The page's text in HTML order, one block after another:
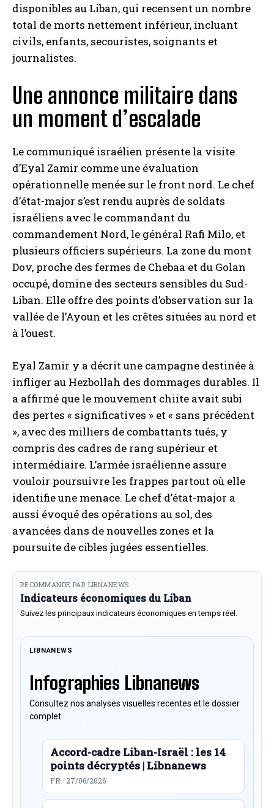
disponibles au Liban, qui recensent un nombre
total de morts nettement inférieur, incluant
civils, enfants, secouristes, soignants et
journalistes.
Une annonce militaire dans
un moment d’escalade
Le communiqué israélien présente la visite
d’Eyal Zamir comme une évaluation
opérationnelle menée sur le front nord. Le chef
d’état-major s’est rendu auprès de soldats
israéliens avec le commandant du
commandement Nord, le général Rafi Milo, et
plusieurs officiers supérieurs. La zone du mont
Dov, proche des fermes de Chebaa et du Golan
occupé, domine des secteurs sensibles du Sud-
Liban. Elle offre des points d’observation sur la
vallée de l’Ayoun et les crêtes situées au nord et
à l’ouest.
Eyal Zamir y a décrit une campagne destinée à
infliger au Hezbollah des dommages durables. Il
a affirmé que le mouvement chiite avait subi
des pertes « significatives » et « sans précédent
», avec des milliers de combattants tués, y
compris des cadres de rang supérieur et
intermédiaire. L’armée israélienne assure
vouloir poursuivre les frappes partout où elle
identifie une menace. Le chef d’état-major a
aussi évoqué des opérations au sol, des
avancées dans de nouvelles zones et la
poursuite de cibles jugées essentielles.
RECOMMANDE PAR LIBNANEWS
Indicateurs économiques du Liban
Suivez les principaux indicateurs économiques en temps réel.
LIBNANEWS
Infographies Libnanews
Consultez nos analyses visuelles recentes et le dossier
complet.
Accord-cadre Liban-Israël : les 14
points décryptés | Libnanews
FR · 27/06/2026